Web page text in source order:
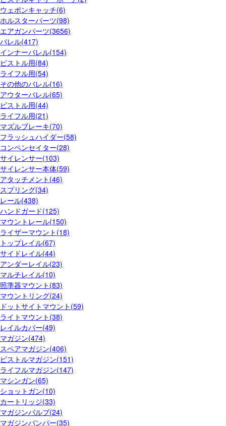
ウェポンキャッチ(6)
ホルスターパーツ(98)
エアガンパーツ(3656)
バレル(417)
インナーバレル(154)
ピストル用(84)
ライフル用(54)
その他のバレル(16)
アウターバレル(65)
ピストル用(44)
ライフル用(21)
マズルブレーキ(70)
フラッシュハイダー(58)
コンペンセイター(28)
サイレンサー(103)
サイレンサー本体(59)
アタッチメント(46)
スプリング(34)
レール(438)
ハンドガード(125)
マウントレール(150)
ライザーマウント(18)
トップレイル(67)
サイドレイル(44)
アンダーレイル(23)
マルチレイル(10)
照準器マウント(83)
マウントリング(24)
ドットサイトマウント(59)
ライトマウント(38)
レイルカバー(49)
マガジン(474)
スペアマガジン(406)
ピストルマガジン(151)
ライフルマガジン(147)
マシンガン(65)
ショットガン(10)
カートリッジ(33)
マガジンバルブ(24)
マガジンバンパー(35)